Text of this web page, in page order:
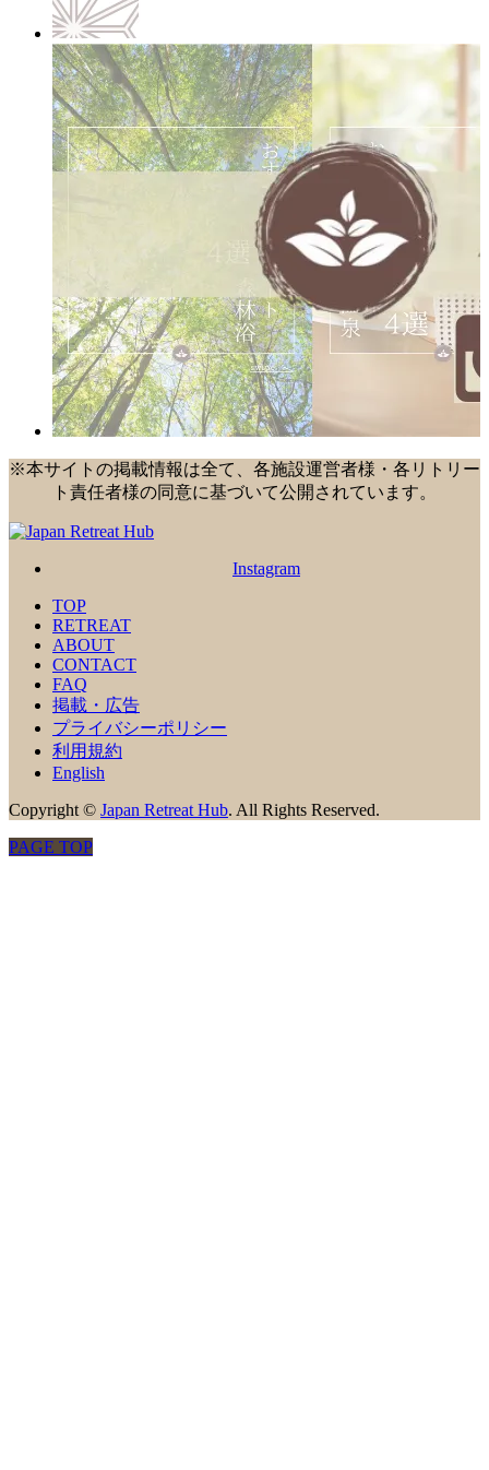
※本サイトの掲載情報は全て、各施設運営者様・各リトリー
ト責任者様の同意に基づいて公開されています。
Instagram
TOP
RETREAT
ABOUT
CONTACT
FAQ
掲載・広告
プライバシーポリシー
利用規約
English
Copyright © Japan Retreat Hub. All Rights Reserved.
PAGE TOP